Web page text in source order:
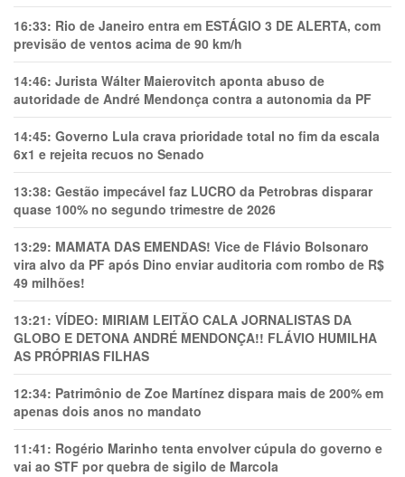
16:33: Rio de Janeiro entra em ESTÁGIO 3 DE ALERTA, com
previsão de ventos acima de 90 km/h
14:46: Jurista Wálter Maierovitch aponta abuso de
autoridade de André Mendonça contra a autonomia da PF
14:45: Governo Lula crava prioridade total no fim da escala
6x1 e rejeita recuos no Senado
13:38: Gestão impecável faz LUCRO da Petrobras disparar
quase 100% no segundo trimestre de 2026
13:29: MAMATA DAS EMENDAS! Vice de Flávio Bolsonaro
vira alvo da PF após Dino enviar auditoria com rombo de R$
49 milhões!
13:21: VÍDEO: MIRIAM LEITÃO CALA JORNALISTAS DA
GLOBO E DETONA ANDRÉ MENDONÇA!! FLÁVIO HUMILHA
AS PRÓPRIAS FILHAS
12:34: Patrimônio de Zoe Martínez dispara mais de 200% em
apenas dois anos no mandato
11:41: Rogério Marinho tenta envolver cúpula do governo e
vai ao STF por quebra de sigilo de Marcola